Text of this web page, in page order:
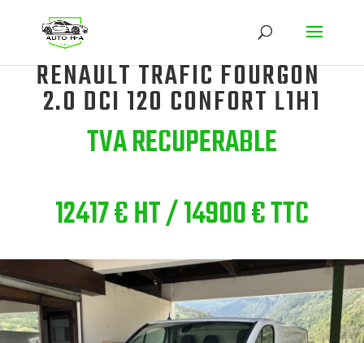
RENAULT TRAFIC FOURGON
2.0 DCI 120 CONFORT L1H1
TVA RECUPERABLE
12417 € HT / 14900 € TTC